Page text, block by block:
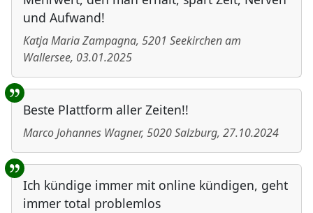
und Aufwand!
Katja Maria Zampagna, 5201 Seekirchen am
Wallersee, 03.01.2025
Beste Plattform aller Zeiten!!
Marco Johannes Wagner, 5020Salzburg, 27.10.2024
Ich kündige immer mit online kündigen, geht
immer total problemlos